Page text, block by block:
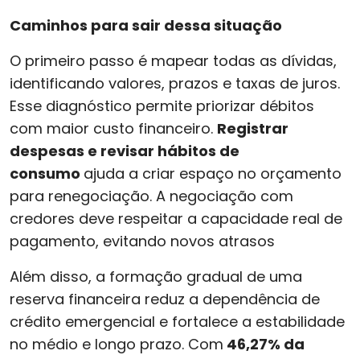
Caminhos para sair dessa situação
O primeiro passo é mapear todas as dívidas,
identificando valores, prazos e taxas de juros.
Esse diagnóstico permite priorizar débitos
com maior custo financeiro. Registrar
despesas e revisar hábitos de
consumo ajuda a criar espaço no orçamento
para renegociação. A negociação com
credores deve respeitar a capacidade real de
pagamento, evitando novos atrasos
Além disso, a formação gradual de uma
reserva financeira reduz a dependência de
crédito emergencial e fortalece a estabilidade
no médio e longo prazo. Com 46,27% da